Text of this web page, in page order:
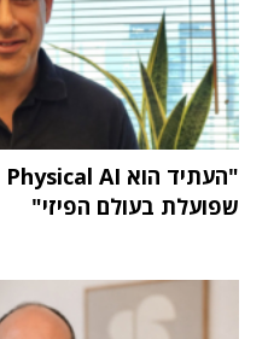
שפועלת בעולם הפיזי"